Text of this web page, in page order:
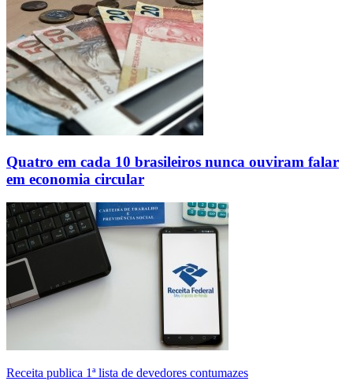
Quatro em cada 10 brasileiros nunca ouviram falar
em economia circular
Receita publica 1ª lista de devedores contumazes